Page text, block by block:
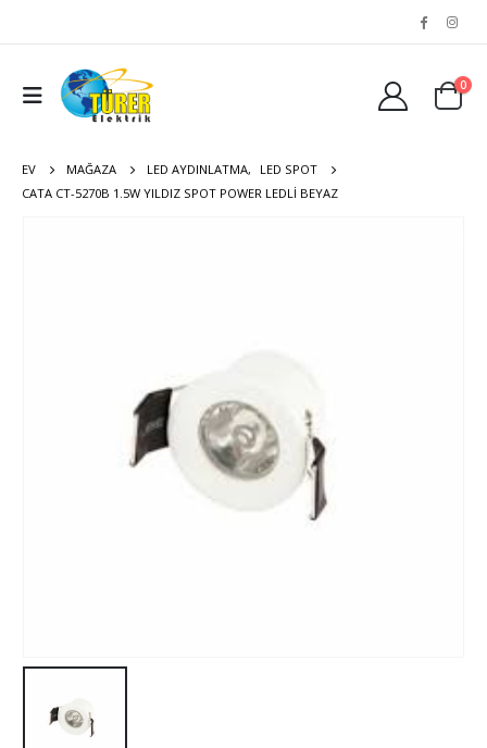
0
EV MAĞAZA LED AYDINLATMA,
LED SPOT
CATA CT-5270B 1.5W YILDIZ SPOT POWER LEDLI BEYAZ